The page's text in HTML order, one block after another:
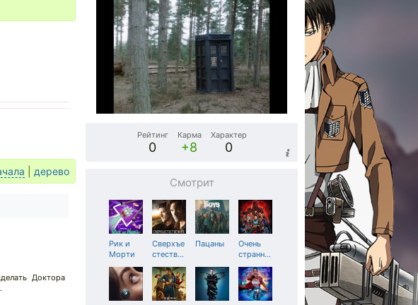
дерево
Доктора
Рейтинг
0
Карма
+8
Характер
0
Смотрит
Рик и
Морти
Сверхъе
стеств…
Пацаны
Очень
странн…